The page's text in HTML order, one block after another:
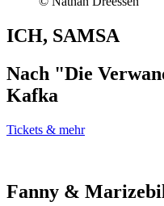
ICH, SAMSA
Nach "Die
Kafka
Tickets & mehr
Fanny &